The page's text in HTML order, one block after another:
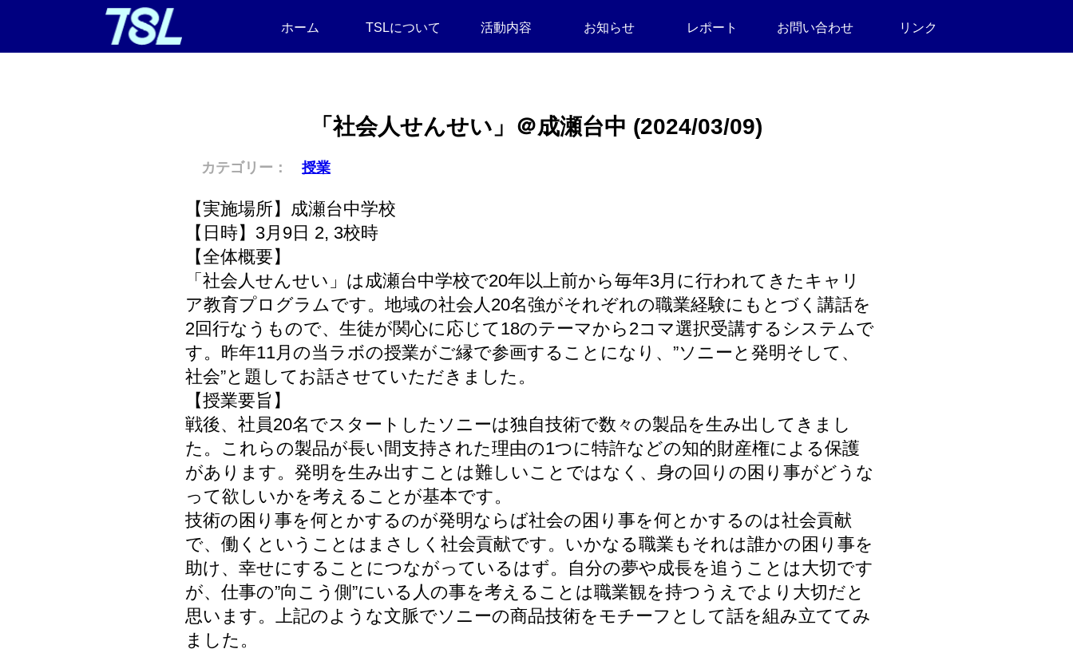
ホーム TSLについて 活動内容 お知らせ レポート お問い合わせ リンク
「社会人せんせい」＠成瀬台中 (2024/03/09)
カテゴリー： 授業
【実施場所】成瀬台中学校
【日時】3月9日 2, 3校時
【全体概要】
「社会人せんせい」は成瀬台中学校で20年以上前から毎年3月に行われてきたキャリ
ア教育プログラムです。地域の社会人20名強がそれぞれの職業経験にもとづく講話を
2回行なうもので、生徒が関心に応じて18のテーマから2コマ選択受講するシステムで
す。昨年11月の当ラボの授業がご縁で参画することになり、”ソニーと発明そして、
社会”と題してお話させていただきました。
【授業要旨】
戦後、社員20名でスタートしたソニーは独自技術で数々の製品を生み出してきまし
た。これらの製品が長い間支持された理由の1つに特許などの知的財産権による保護
があります。発明を生み出すことは難しいことではなく、身の回りの困り事がどうな
って欲しいかを考えることが基本です。
技術の困り事を何とかするのが発明ならば社会の困り事を何とかするのは社会貢献
で、働くということはまさしく社会貢献です。いかなる職業もそれは誰かの困り事を
助け、幸せにすることにつながっているはず。自分の夢や成長を追うことは大切です
が、仕事の”向こう側”にいる人の事を考えることは職業観を持つうえでより大切だと
思います。上記のような文脈でソニーの商品技術をモチーフとして話を組み立ててみ
ました。